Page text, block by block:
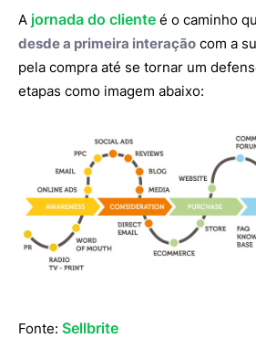
A jornada do cliente é o caminho
desde a primeira interação com a
pela compra até se tornar um
etapas como imagem abaixo:
Fonte: Sellbrite